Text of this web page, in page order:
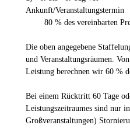
Ankunft/
80 % des vereinbarten
Die oben angegebene
und Veranstaltungsräumen.
Leistung berechnen wir 60
Bei einem Rücktritt 60 Tage
Leistungszeitraumes sind nur
Großveranstaltungen)